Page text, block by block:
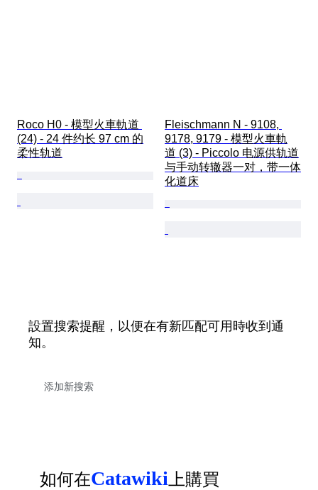
Roco H0 - 模型火車軌道
(24) - 24 件约长 97 cm 的
柔性轨道
Fleischmann N - 9108,
9178, 9179 - 模型火車軌
道 (3) - Piccolo 电源供轨道
与手动转辙器一对，带一体
化道床
設置搜索提醒，以便在有新匹配可用時收到通
知。
如何在Catawiki 上購買